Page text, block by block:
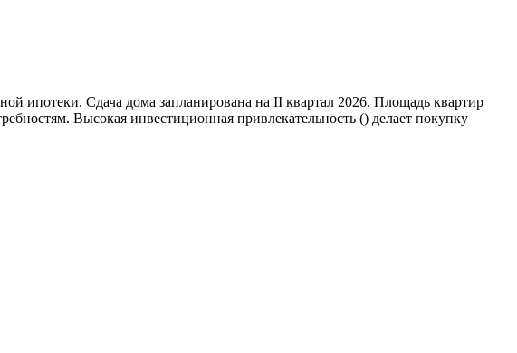
ипотеки. Сдача дома запланирована на II квартал 2026. Площадь квартир
Высокая инвестиционная привлекательность () делает покупку